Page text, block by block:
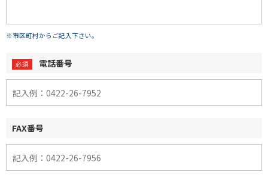
※市区町村からご記入下さい。
電話番号
FAX番号